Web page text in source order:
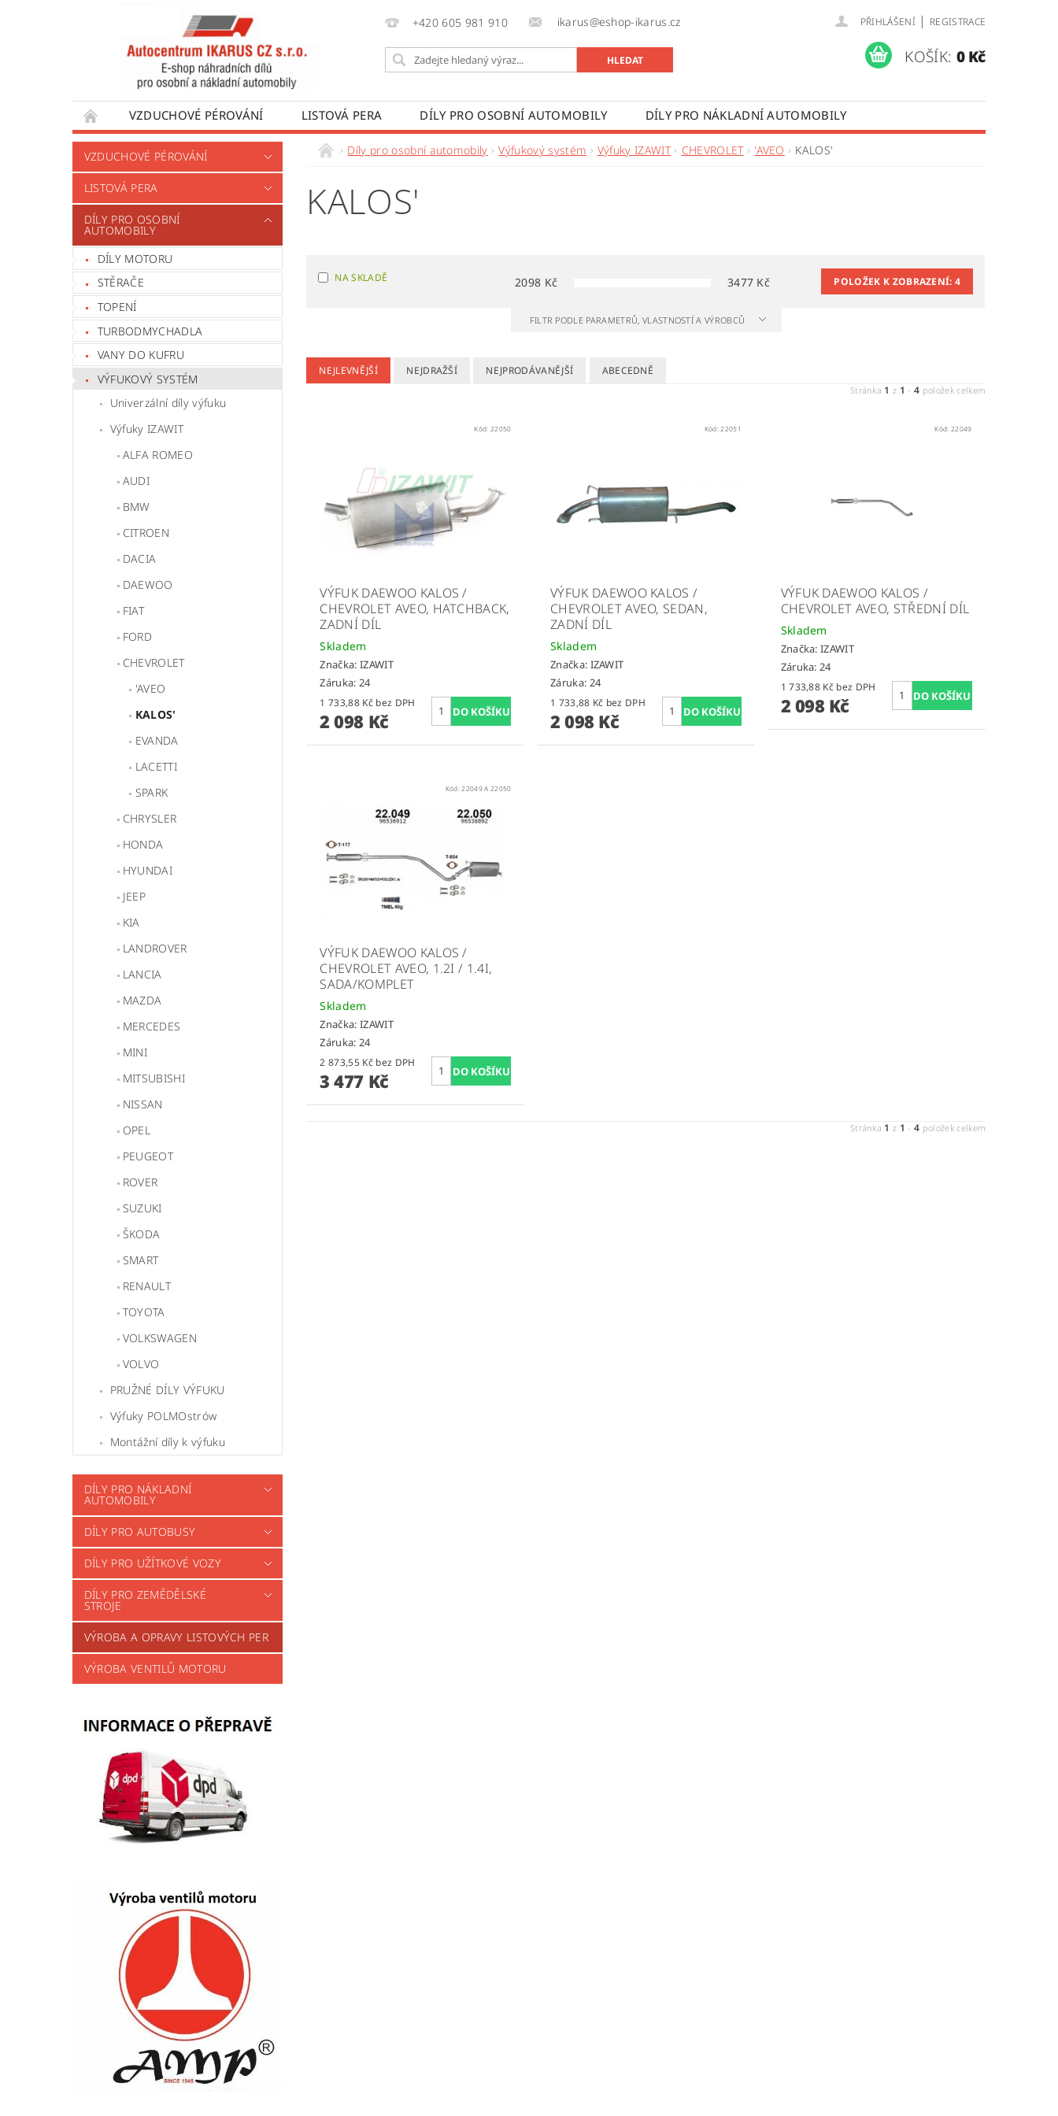
+420 605 981 910 ikarus@eshop-ikarus.cz PŘIHLÁŠENÍ | REGISTRACE
KOŠÍK: 0 Kč
VZDUCHOVÉ PÉROVÁNÍ LISTOVÁ PERA DÍLY PRO OSOBNÍ AUTOMOBILY
DÍLY PRO NÁKLADNÍ AUTOMOBILY
DÍLY PRO AUTOBUSY
DÍLY PRO UŽÍTKOVÉ VOZY DÍLY PRO ZEMĚDĚLSKÉ STROJE
VÝROBA A OPRAVY LISTOVÝCH PER
VÝROBA VENTILŮ MOTORU
VZDUCHOVÉ PÉROVÁNÍ
LISTOVÁ PERA
DÍLY PRO OSOBNÍ
AUTOMOBILY
DÍLY MOTORU
STĚRAČE
TOPENÍ
TURBODMYCHADLA
VANY DO KUFRU
VÝFUKOVÝ SYSTÉM
Univerzální díly výfuku
Výfuky IZAWIT
ALFA ROMEO
AUDI
BMW
CITROEN
DACIA
DAEWOO
FIAT
FORD
CHEVROLET
'AVEO
KALOS'
EVANDA
LACETTI
SPARK
CHRYSLER
HONDA
HYUNDAI
JEEP
KIA
LANDROVER
LANCIA
MAZDA
MERCEDES
MINI
MITSUBISHI
NISSAN
OPEL
PEUGEOT
ROVER
SUZUKI
ŠKODA
SMART
RENAULT
TOYOTA
VOLKSWAGEN
VOLVO
PRUŽNÉ DÍLY VÝFUKU
Výfuky POLMOstrów
Montážní díly k výfuku
DÍLY PRO NÁKLADNÍ
AUTOMOBILY
DÍLY PRO AUTOBUSY
DÍLY PRO UŽÍTKOVÉ VOZY
DÍLY PRO ZEMĚDĚLSKÉ
STROJE
VÝROBA A OPRAVY LISTOVÝCH PER
VÝROBA VENTILŮ MOTORU
Díly pro osobní automobily Výfukový systém Výfuky IZAWIT CHEVROLET 'AVEO KALOS'
KALOS'
NA SKLADĚ 2098 Kč 3477 Kč POLOŽEK K ZOBRAZENÍ:4
FILTR PODLE PARAMETRŮ, VLASTNOSTÍ A VÝROBCŮ
NEJLEVNĚJŠÍ NEJDRAŽŠÍ NEJPRODÁVANĚJŠÍ ABECEDNĚ
Stránka 1 z 1 -4 položek celkem
Kód: 22050
VÝFUK DAEWOO KALOS /
CHEVROLET AVEO, HATCHBACK,
ZADNÍ DÍL
Skladem
Značka: IZAWIT
Záruka: 24
1 733,88 Kč bez DPH
2 098 Kč
Kód:22051
VÝFUK DAEWOO KALOS /
CHEVROLET AVEO, SEDAN,
ZADNÍ DÍL
Skladem
Značka: IZAWIT
Záruka: 24
1 733,88 Kč bez DPH
2 098 Kč
Kód:22049
VÝFUK DAEWOO KALOS /
CHEVROLET AVEO, STŘEDNÍ DÍL
Skladem
Značka:IZAWIT
Záruka: 24
1 733,88 Kč bez DPH
2 098 Kč
Kód:22049 A 22050
VÝFUK DAEWOO KALOS /
CHEVROLET AVEO, 1.2I / 1.4I,
SADA/KOMPLET
Skladem
Značka: IZAWIT
Záruka: 24
2 873,55 Kč bez DPH
3 477 Kč
Stránka 1 z 1 -4 položek celkem